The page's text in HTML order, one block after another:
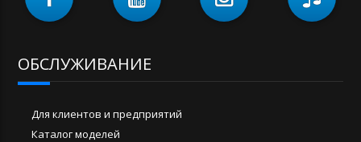
ОБСЛУЖИВАНИЕ
Для клиентов и предприятий
Каталог моделей